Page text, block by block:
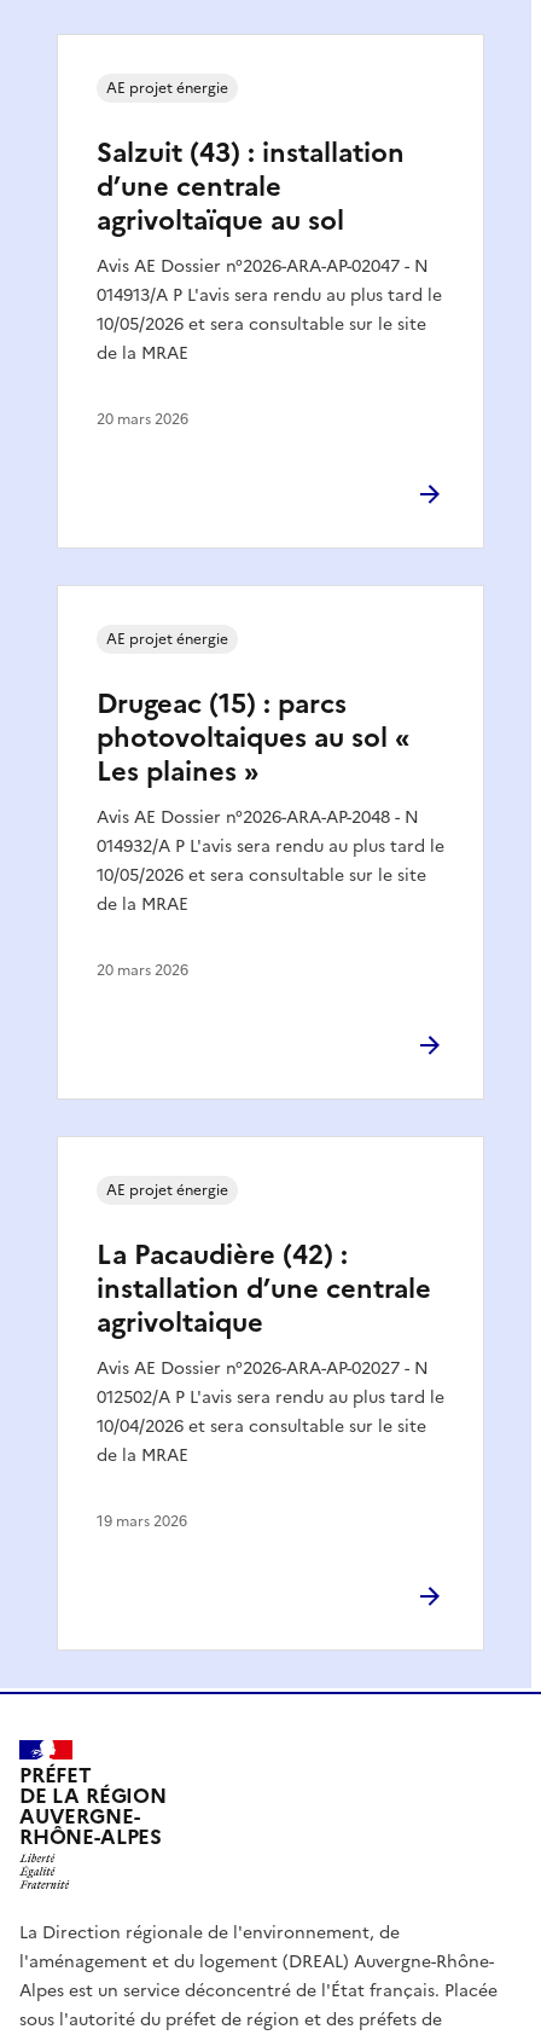
Salzuit (43) : installation
d’une centrale
agrivoltaïque au sol
Avis AE Dossier n°2026-ARA-AP-02047 - N
014913/A P L'avis sera rendu au plus tard le
10/05/2026 et sera consultable sur le site
de la MRAE
AE projet énergie
20 mars 2026
Drugeac (15) : parcs
photovoltaiques au sol «
Les plaines »
Avis AE Dossier n°2026-ARA-AP-2048 - N
014932/A P L'avis sera rendu au plus tard le
10/05/2026 et sera consultable sur le site
de la MRAE
AE projet énergie
20 mars 2026
La Pacaudière (42) :
installation d’une centrale
agrivoltaique
Avis AE Dossier n°2026-ARA-AP-02027 - N
012502/A P L'avis sera rendu au plus tard le
10/04/2026 et sera consultable sur le site
de la MRAE
AE projet énergie
19 mars 2026
PRÉFET
DE LA RÉGION
AUVERGNE-
RHÔNE-ALPES
La Direction régionale de l'environnement, de
l'aménagement et du logement (DREAL) Auvergne-Rhône-
Alpes est un service déconcentré de l'État français. Placée
sous l'autorité du préfet de région et des préfets de